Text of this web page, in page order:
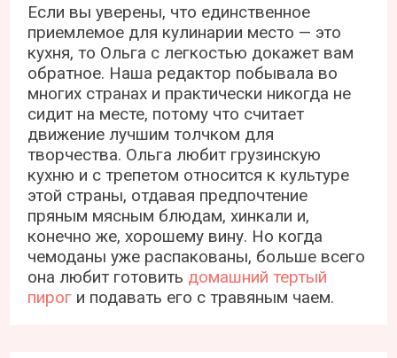
Если вы уверены, что единственное
приемлемое для кулинарии место — это
кухня, то Ольга с легкостью докажет вам
обратное. Наша редактор побывала во
многих странах и практически никогда не
сидит на месте, потому что считает
движение лучшим толчком для
творчества. Ольга любит грузинскую
кухню и с трепетом относится к культуре
этой страны, отдавая предпочтение
пряным мясным блюдам, хинкали и,
конечно же, хорошему вину. Но когда
чемоданы уже распакованы, больше всего
она любит готовить домашний тертый
пирог и подавать его с травяным чаем.